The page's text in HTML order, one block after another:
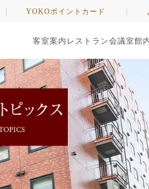
YOKOポイントカード
客室案内 レストラン会議室館